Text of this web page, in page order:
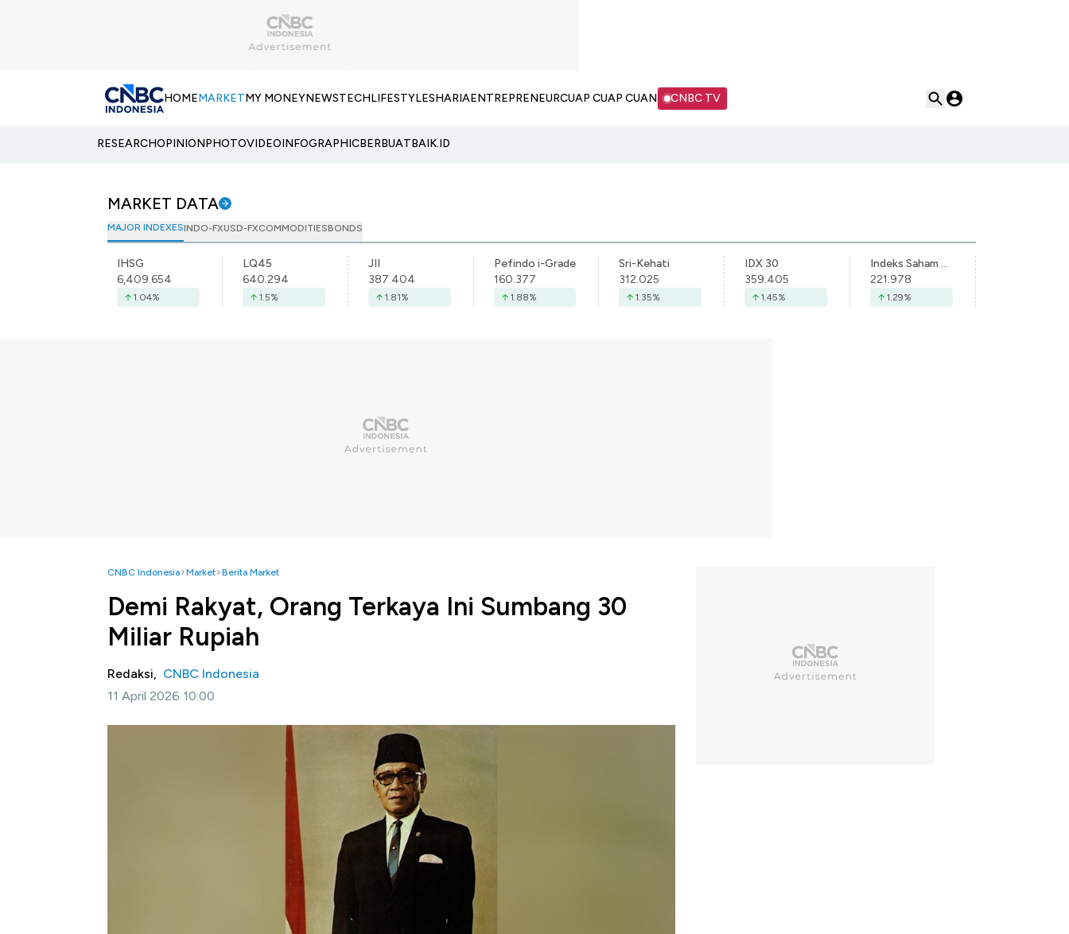
HOMEMARKETMY MONEYNEWSTECHLIFESTYLESHARIAENTREPRENEURCUAP CUAP CUAN CNBC TV
RESEARCHOPINIONPHOTOVIDEOINFOGRAPHICBERBUATBAIK.ID
MARKET DATA
MAJOR INDEXESINDO-FXUSD-FXCOMMODITIESBONDS
IHSG
6,409.654
1.04%
LQ45
640.294
1.5%
JII
387.404
1.81%
Pefindo i-Grade
160.377
1.88%
Sri-Kehati
312.025
1.35%
IDX 30
359.405
1.45%
Indeks Saham Syariah Indonesia
221.978
1.29%
CNBC Indonesia Market Berita Market
Demi Rakyat, Orang Terkaya Ini Sumbang 30
Miliar Rupiah
Redaksi, CNBC Indonesia
11 April 2026 10:00